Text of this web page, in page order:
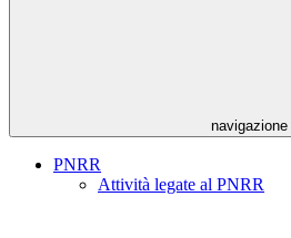
navigazione
PNRR
Attività legate al PNRR